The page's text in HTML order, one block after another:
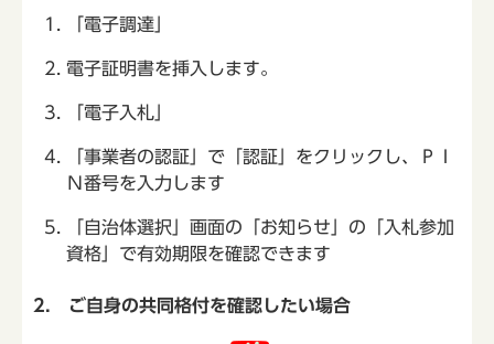
「電子調達」
電子証明書を挿入します。
「電子入札」
「事業者の認証」で「認証」をクリックし、ＰＩ
Ｎ番号を入力します
「自治体選択」画面の「お知らせ」の「入札参加
資格」で有効期限を確認できます
2. ご自身の共同格付を確認したい場合